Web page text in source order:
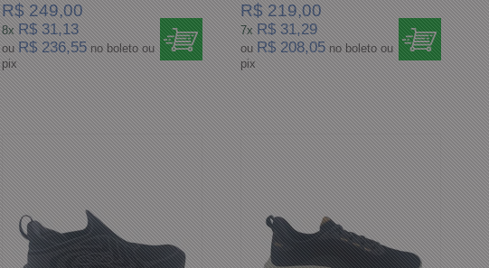
R$ 249,00
8x R$ 31,13
ou R$ 236,55 no boleto ou
pix
R$ 219,00
7x R$ 31,29
ou R$ 208,05 no boleto ou
pix